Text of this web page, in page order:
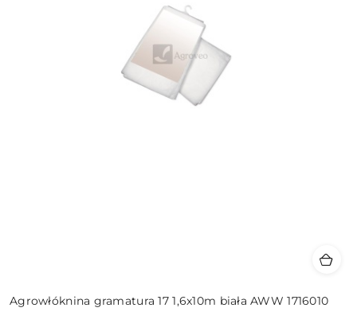
Agrowłóknina gramatura 17 1,6x10m biała AWW 1716010